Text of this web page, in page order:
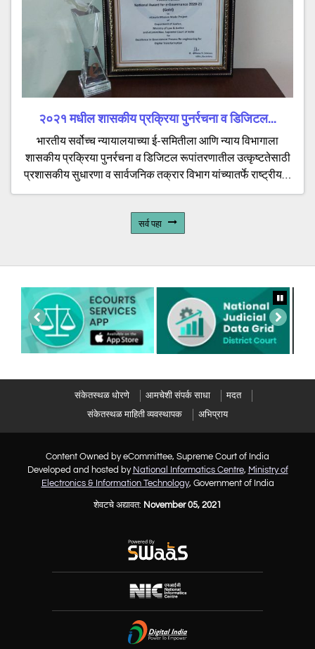
२०२१ मधील शासकीय प्रक्रिया पुनर्रचना व डिजिटल...
भारतीय सर्वोच्च न्यायालयाच्या ई-समितीला आणि न्याय विभागाला
शासकीय प्रक्रिया पुनर्रचना व डिजिटल रूपांतरणातील उत्कृष्टतेसाठी
प्रशासकीय सुधारणा व सार्वजनिक तक्रार विभाग यांच्यातर्फे राष्ट्रीय…
सर्व पहा
संकेतस्थळ धोरणे आमचेशी संपर्क साधा
मदत
संकेतस्थळ माहिती व्यवस्थापक
अभिप्राय
Content Owned by eCommittee, Supreme Court of India
Developed and hosted by National Informatics Centre, Ministry of
Electronics & Information Technology, Government of India
शेवटचे अद्यावत: November 05, 2021